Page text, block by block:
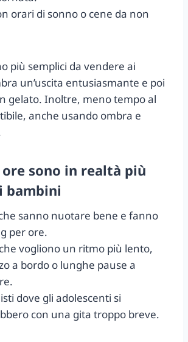
orari di sonno o cene da non
più semplici da vendere ai
un’uscita entusiasmante e poi
gelato. Inoltre, meno tempo al
anche usando ombra e
ore sono in realtà più
bambini
sanno nuotare bene e fanno
per ore.
vogliono un ritmo più lento,
a bordo o lunghe pause a
dove gli adolescenti si
con una gita troppo breve.